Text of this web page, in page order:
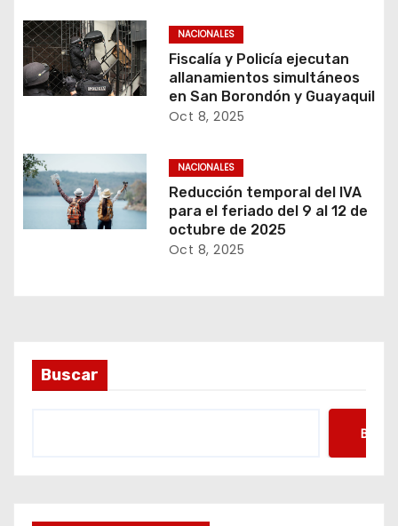
NACIONALES
Fiscalía y Policía ejecutan
allanamientos simultáneos
en San Borondón y Guayaquil
Oct 8, 2025
NACIONALES
Reducción temporal del IVA
para el feriado del 9 al 12 de
octubre de 2025
Oct 8, 2025
Buscar